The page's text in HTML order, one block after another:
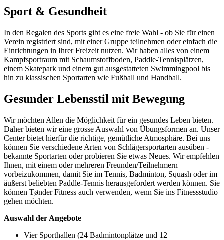
Sport & Gesundheit
In den Regalen des Sports gibt es eine freie Wahl - ob Sie für einen
Verein registriert sind, mit einer Gruppe teilnehmen oder einfach die
Einrichtungen in Ihrer Freizeit nutzen. Wir haben alles von einem
Kampfsportraum mit Schaumstoffboden, Paddle-Tennisplätzen,
einem Skatepark und einem gut ausgestatteten Swimmingpool bis
hin zu klassischen Sportarten wie Fußball und Handball.
Gesunder Lebensstil mit Bewegung
Wir möchten Allen die Möglichkeit für ein gesundes Leben bieten.
Daher bieten wir eine grosse Auswahl von Übungsformen an. Unser
Center bietet hierfür die richtige, gemütliche Atmosphäre. Bei uns
können Sie verschiedene Arten von Schlägersportarten ausüben -
bekannte Sportarten oder probieren Sie etwas Neues. Wir empfehlen
Ihnen, mit einem oder mehreren Freunden/Teilnehmern
vorbeizukommen, damit Sie im Tennis, Badminton, Squash oder im
äußerst beliebten Paddle-Tennis herausgefordert werden können. Sie
können Tønder Fitness auch verwenden, wenn Sie ins Fitnessstudio
gehen möchten.
Auswahl der Angebote
Vier Sporthallen (24 Badmintonplätze und 12